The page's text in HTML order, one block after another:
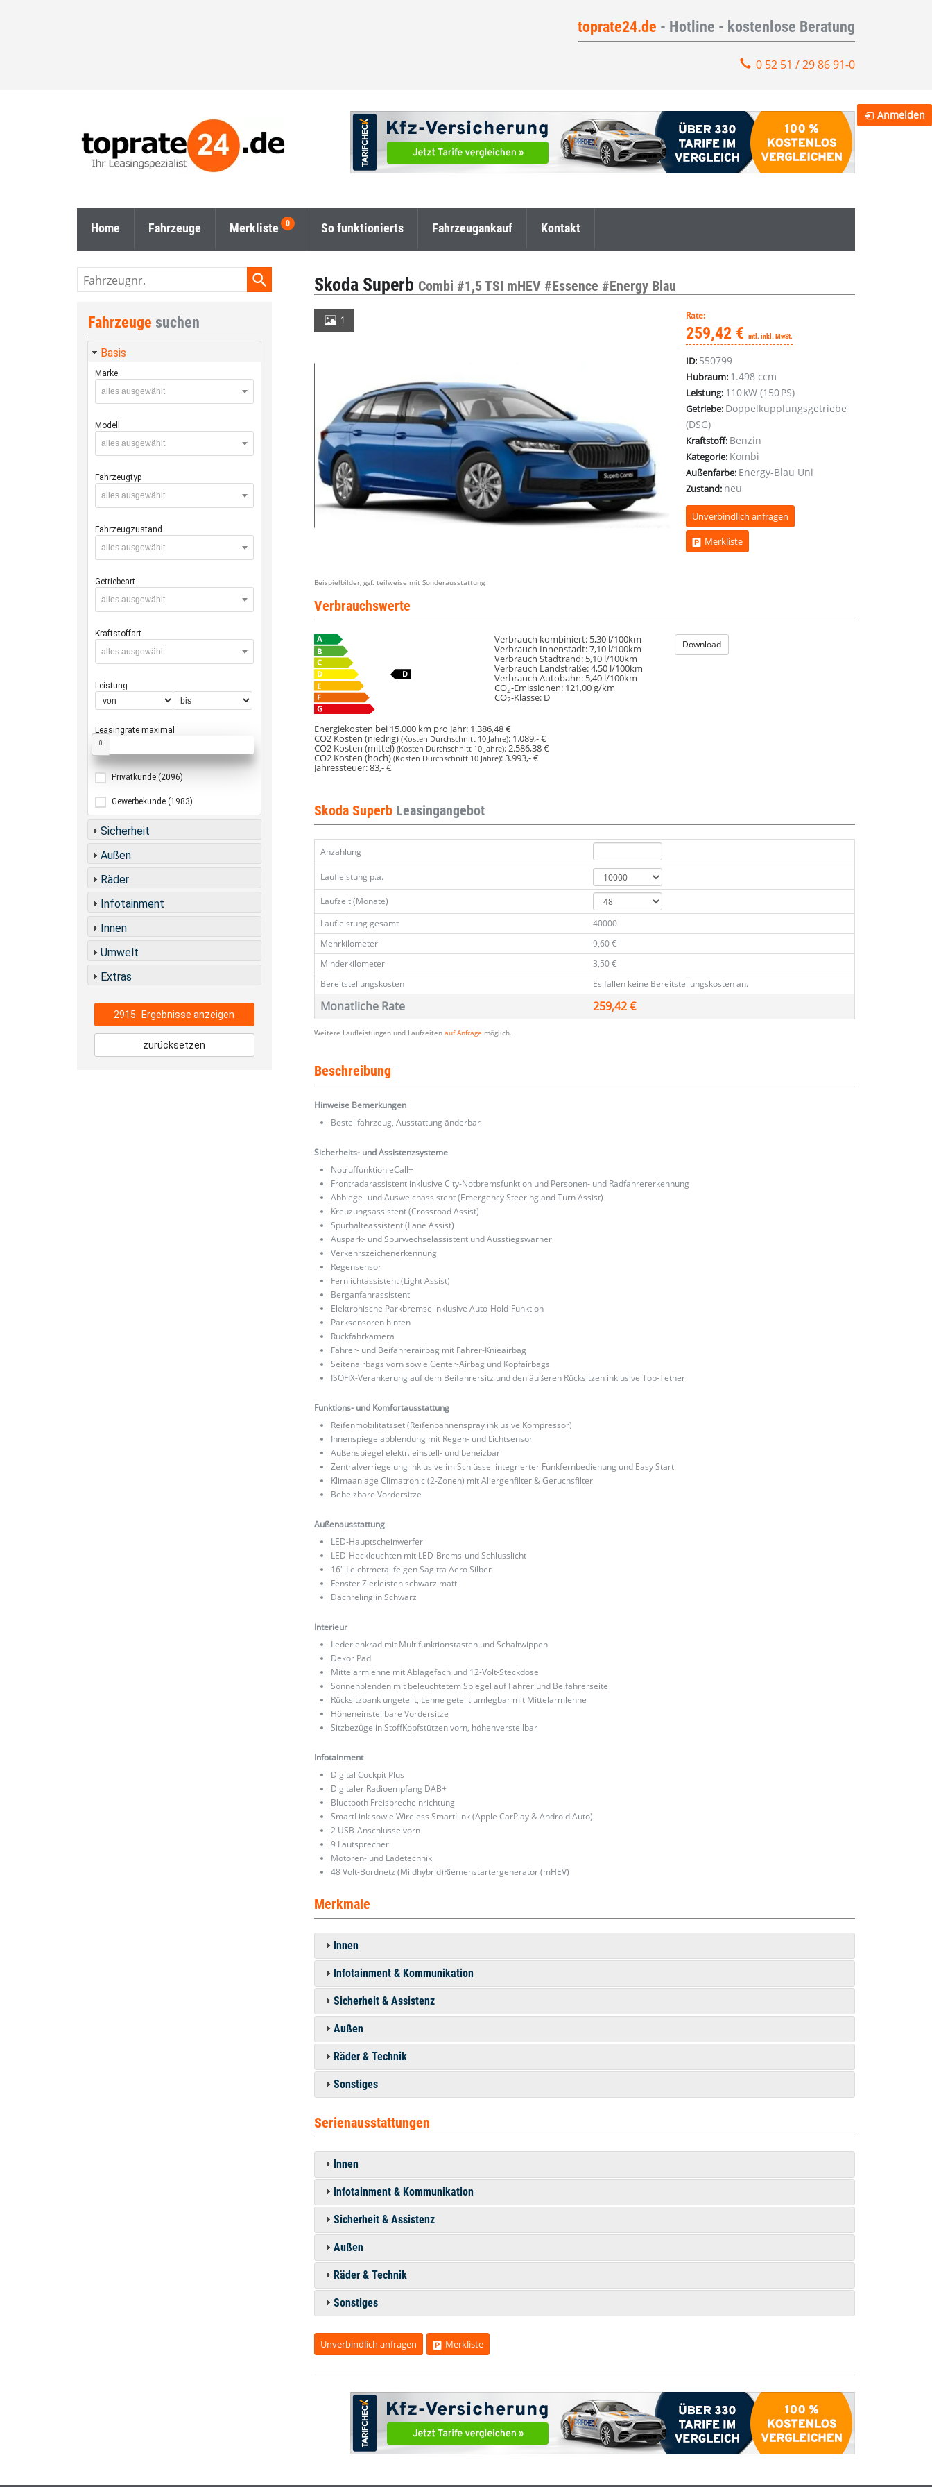
toprate24.de - Hotline - kostenlose Beratung
0 52 51 / 29 86 91-0
Home Fahrzeuge Merkliste So funktionierts Fahrzeugankauf Kontakt
Skoda Superb Combi #1,5 TSI mHEV #Essence #Energy Blau
1
Beispielbilder, ggf. teilweise mit Sonderausstattung
Rate:
259,42 € mtl. inkl. MwSt.
ID: 550799
Hubraum: 1.498 ccm
Leistung: 110 kW (150 PS)
Getriebe: Doppelkupplungsgetriebe
(DSG)
Kraftstoff: Benzin
Kategorie: Kombi
Außenfarbe: Energy-Blau Uni
Zustand: neu
Unverbindlich anfragen
Merkliste
Verbrauchswerte
Verbrauch kombiniert: 5,30 l/100km
Verbrauch Innenstadt:7,10 l/100km
Verbrauch Stadtrand: 5,10 l/100km
Verbrauch Landstraße:4,50 l/100km
Verbrauch Autobahn: 5,40 l/100km
CO2-Emissionen: 121,00 g/km
CO2-Klasse: D
Download
Energiekosten bei 15.000 km pro Jahr: 1.386,48 €
CO2 Kosten (niedrig)(Kosten Durchschnitt 10 Jahre): 1.089,- €
CO2 Kosten (mittel)(Kosten Durchschnitt 10 Jahre):2.586,38 €
CO2 Kosten (hoch)(Kosten Durchschnitt 10 Jahre):3.993,- €
Jahressteuer:83,- €
Skoda Superb Leasingangebot
Anzahlung
Laufleistung p.a.
Laufzeit (Monate)
Laufleistung gesamt
40000
Mehrkilometer
9,60 €
Minderkilometer
3,50 €
Bereitstellungskosten
Es fallen keine Bereitstellungskosten an.
Monatliche Rate 259,42 €
Weitere Laufleistungen und Laufzeitenauf Anfrage möglich.
Beschreibung
Hinweise Bemerkungen
Bestellfahrzeug, Ausstattung änderbar
Sicherheits- und Assistenzsysteme
Notruffunktion eCall+
Frontradarassistent inklusive City-Notbremsfunktion und Personen- und Radfahrererkennung
Abbiege- und Ausweichassistent (Emergency Steering and Turn Assist)
Kreuzungsassistent (Crossroad Assist)
Spurhalteassistent (Lane Assist)
Auspark- und Spurwechselassistent und Ausstiegswarner
Verkehrszeichenerkennung
Regensensor
Fernlichtassistent (Light Assist)
Berganfahrassistent
Elektronische Parkbremse inklusive Auto-Hold-Funktion
Parksensoren hinten
Rückfahrkamera
Fahrer- und Beifahrerairbag mit Fahrer-Knieairbag
Seitenairbags vorn sowie Center-Airbag und Kopfairbags
ISOFIX-Verankerung auf dem Beifahrersitz und den äußeren Rücksitzen inklusive Top-Tether
Funktions- und Komfortausstattung
Reifenmobilitätsset (Reifenpannenspray inklusive Kompressor)
Innenspiegelabblendung mit Regen- und Lichtsensor
Außenspiegel elektr. einstell- und beheizbar
Zentralverriegelung inklusive im Schlüssel integrierter Funkfernbedienung und Easy Start
Klimaanlage Climatronic (2-Zonen) mit Allergenfilter & Geruchsfilter
Beheizbare Vordersitze
Außenausstattung
LED-Hauptscheinwerfer
LED-Heckleuchten mit LED-Brems-und Schlusslicht
16" Leichtmetallfelgen Sagitta Aero Silber
Fenster Zierleisten schwarz matt
Dachreling in Schwarz
Interieur
Lederlenkrad mit Multifunktionstasten und Schaltwippen
Dekor Pad
Mittelarmlehne mit Ablagefach und 12-Volt-Steckdose
Sonnenblenden mit beleuchtetem Spiegel auf Fahrer und Beifahrerseite
Rücksitzbank ungeteilt, Lehne geteilt umlegbar mit Mittelarmlehne
Höheneinstellbare Vordersitze
Sitzbezüge in StoffKopfstützen vorn, höhenverstellbar
Infotainment
Digital Cockpit Plus
Digitaler Radioempfang DAB+
Bluetooth Freisprecheinrichtung
SmartLink sowie Wireless SmartLink (Apple CarPlay & Android Auto)
2 USB-Anschlüsse vorn
9 Lautsprecher
Motoren- und Ladetechnik
48 Volt-Bordnetz (Mildhybrid)Riemenstartergenerator (mHEV)
Merkmale
Innen
Infotainment & Kommunikation
Sicherheit & Assistenz
Außen
Räder & Technik
Sonstiges
Serienausstattungen
Innen
Infotainment & Kommunikation
Sicherheit & Assistenz
Außen
Räder & Technik
Sonstiges
Unverbindlich anfragen Merkliste
Fahrzeugnr.
Fahrzeuge suchen
Basis
Marke
alles ausgewählt
Modell
alles ausgewählt
Fahrzeugtyp
alles ausgewählt
Fahrzeugzustand
alles ausgewählt
Getriebeart
alles ausgewählt
Kraftstoffart
alles ausgewählt
Leistung
Leasingrate maximal
0
Privatkunde (2096)
Gewerbekunde (1983)
Sicherheit
Außen
Räder
Infotainment
Innen
Umwelt
Extras
2915 Ergebnisse anzeigen
zurücksetzen
Anmelden